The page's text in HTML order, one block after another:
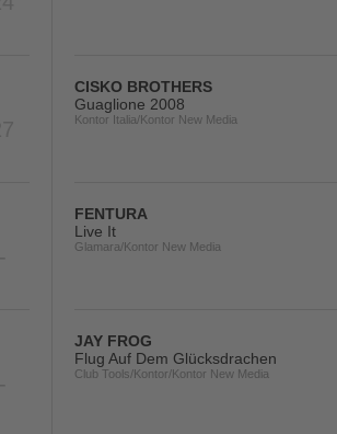
CISKO BROTHERS
Guaglione 2008
Kontor Italia/Kontor New Media
FENTURA
Live It
Glamara/Kontor New Media
JAY FROG
Flug Auf Dem Glücksdrachen
Club Tools/Kontor/Kontor New Media